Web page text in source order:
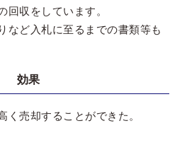
回収をしています。
など入札に至るまでの書類等も
効果
く売却することができた。